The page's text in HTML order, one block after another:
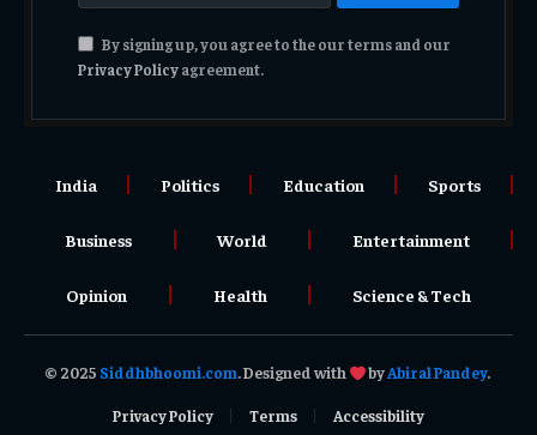
By signing up, you agree to the our terms and our
Privacy Policyagreement.
India Politics Education Sports
Business World Entertainment
Opinion Health Science & Tech
© 2025 Siddhbhoomi.com. Designed with byAbiral Pandey.
Privacy Policy Terms Accessibility